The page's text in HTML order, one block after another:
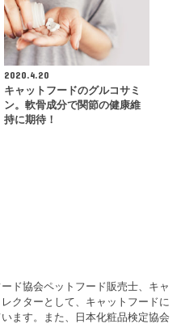
2020.4.20
キャットフードのグルコサミ
ン。軟骨成分で関節の健康維
持に期待！
ド協会ペットフード販売士、キャ
クターとして、キャットフードに
ます。また、日本化粧品検定協会